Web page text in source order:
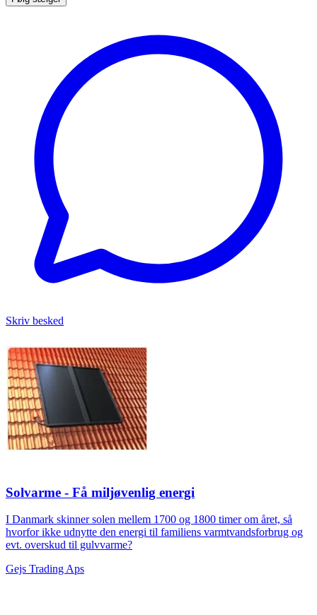
Skriv besked
Solvarme - Få miljøvenlig energi
I Danmark skinner solen mellem 1700 og 1800 timer om året, så
hvorfor ikke udnytte den energi til familiens varmtvandsforbrug og
evt. overskud til gulvvarme?
Gejs Trading Aps